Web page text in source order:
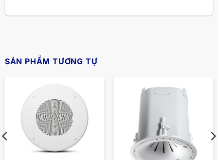
SẢN PHẨM TƯƠNG TỰ